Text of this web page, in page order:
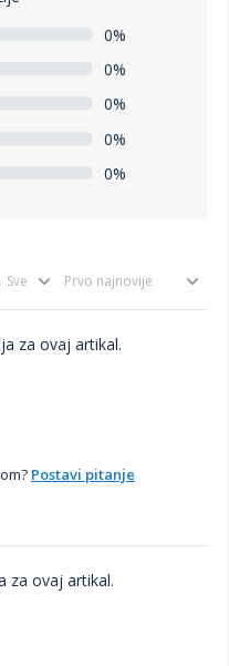
0%
0%
0%
0%
0%
za ovaj artikal.
Postavi pitanje
za ovaj artikal.